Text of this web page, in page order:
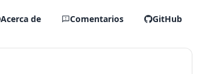
Acerca de Comentarios GitHub